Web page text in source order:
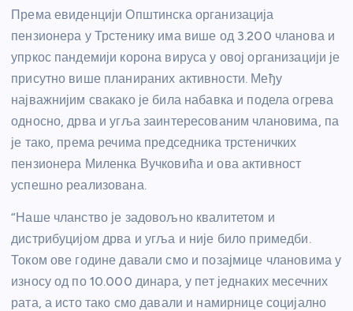
Према евиденцији Општинска организација
пензионера у Трстенику има више од 3.200 чланова и
упркос пандемији корона вируса у овој организацији је
присутно више планираних активности. Међу
најважнијим свакако је била набавка и подела огрева
односно, дрва и угља заинтересованим члановима, па
је тако, према речима председника трстеничких
пензионера Миленка Вучковића и ова активност
успешно реализована.
“Наше чланство је задовољно квалитетом и
дистрибуцијом дрва и угља и није било примедби.
Током ове године давали смо и позајмице члановима у
износу од по 10.000 динара, у пет једнаких месечних
рата, а исто тако смо давали и намирнице социјално